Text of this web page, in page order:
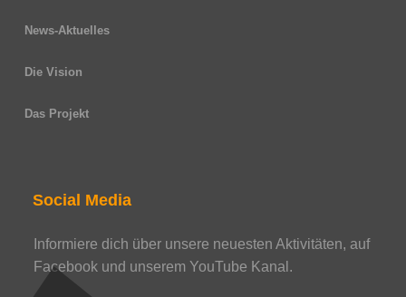
News-Aktuelles
Die Vision
Das Projekt
Social Media
Informiere dich über unsere neuesten Aktivitäten, auf
Facebook und unserem YouTube Kanal.